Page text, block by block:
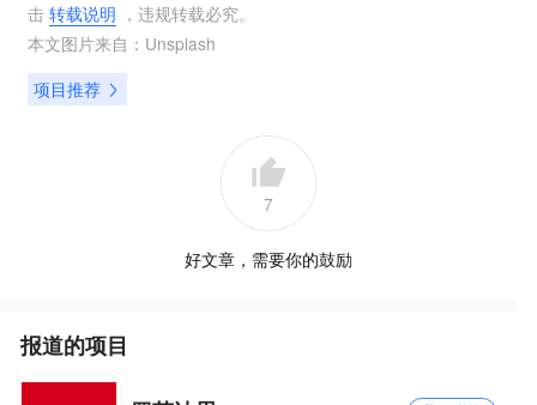
击 转载说明 ，违规转载必究。
本文图片来自： Unsplash
项目推荐
7
好文章，需要你的鼓励
报道的项目